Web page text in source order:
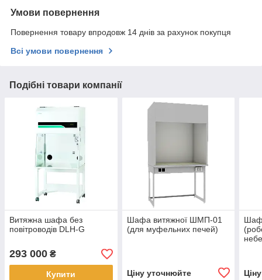
Умови повернення
Повернення товару впродовж 14 днів за рахунок покупця
Всі умови повернення
Подібні товари компанії
Витяжна шафа без
повітроводів DLH-G
293 000 ₴
Купити
Шафа витяжної ШМП-01
(для муфельних печей)
Ціну уточнюйте